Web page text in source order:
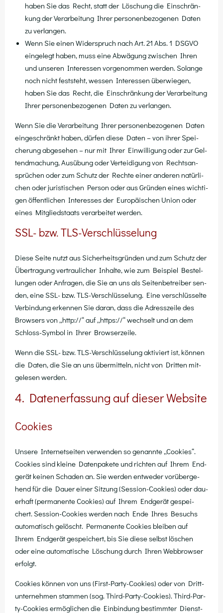
haben Sie das Recht, statt der Löschung die Ein­schrän­
kung der Ver­ar­bei­tung Ihrer per­so­nen­be­zo­ge­nen Daten
zu verlangen.
Wenn Sie einen Wider­spruch nach Art. 21 Abs. 1 DSGVO
ein­ge­legt haben, muss eine Abwä­gung zwi­schen Ihren
und unse­ren Inter­es­sen vor­ge­nom­men wer­den. Solan­ge
noch nicht fest­steht, wes­sen Inter­es­sen über­wie­gen,
haben Sie das Recht, die Ein­schrän­kung der Ver­ar­bei­tung
Ihrer per­so­nen­be­zo­ge­nen Daten zu verlangen.
Wenn Sie die Ver­ar­bei­tung Ihrer per­so­nen­be­zo­ge­nen Daten
ein­ge­schränkt haben, dür­fen die­se Daten – von ihrer Spei­
che­rung abge­se­hen – nur mit Ihrer Ein­wil­li­gung oder zur Gel­
tend­ma­chung, Aus­übung oder Ver­tei­di­gung von Rechts­an­
sprü­chen oder zum Schutz der Rech­te einer ande­ren natür­li­
chen oder juris­ti­schen Per­son oder aus Grün­den eines wich­ti­
gen öffent­li­chen Inter­es­ses der Euro­päi­schen Uni­on oder
eines Mit­glied­staats ver­ar­bei­tet werden.
SSL- bzw. TLS-Verschlüsselung
Die­se Sei­te nutzt aus Sicher­heits­grün­den und zum Schutz der
Über­tra­gung ver­trau­li­cher Inhal­te, wie zum Bei­spiel Bestel­
lun­gen oder Anfra­gen, die Sie an uns als Sei­ten­be­trei­ber sen­
den, eine SSL- bzw. TLS-Ver­schlüs­se­lung. Eine ver­schlüs­sel­te
Ver­bin­dung erken­nen Sie dar­an, dass die Adress­zei­le des
Brow­sers von „http://“ auf „https://“ wech­selt und an dem
Schloss-Sym­bol in Ihrer Browserzeile.
Wenn die SSL- bzw. TLS-Ver­schlüs­se­lung akti­viert ist, kön­nen
die Daten, die Sie an uns über­mit­teln, nicht von Drit­ten mit­
ge­le­sen werden.
4. Datenerfassung auf dieser Website
Cookies
Unse­re Inter­net­sei­ten ver­wen­den so genann­te „Coo­kies“.
Coo­kies sind klei­ne Daten­pa­ke­te und rich­ten auf Ihrem End­
ge­rät kei­nen Scha­den an. Sie wer­den ent­we­der vor­über­ge­
hend für die Dau­er einer Sit­zung (Ses­si­on-Coo­kies) oder dau­
er­haft (per­ma­nen­te Coo­kies) auf Ihrem End­ge­rät gespei­
chert. Ses­si­on-Coo­kies wer­den nach Ende Ihres Besuchs
auto­ma­tisch gelöscht. Per­ma­nen­te Coo­kies blei­ben auf
Ihrem End­ge­rät gespei­chert, bis Sie die­se selbst löschen
oder eine auto­ma­ti­sche Löschung durch Ihren Web­brow­ser
erfolgt.
Coo­kies kön­nen von uns (First-Par­ty-Coo­kies) oder von Dritt­
un­ter­neh­men stam­men (sog. Third-Par­ty-Coo­kies). Third-Par­
ty-Coo­kies ermög­li­chen die Ein­bin­dung bestimm­ter Dienst­